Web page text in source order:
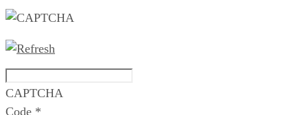
CAPTCHA
Code *